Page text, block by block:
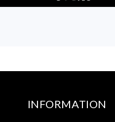
INFORMATION